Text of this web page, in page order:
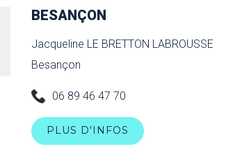
BESANÇON
Jacqueline LE BRETTON LABROUSSE
Besançon
06 89 46 47 70
PLUS D'INFOS